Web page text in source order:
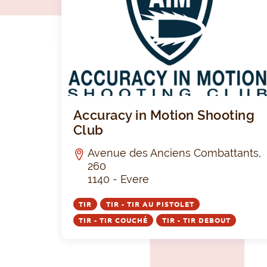
Accuracy in Motion Shooting
Club
Avenue des Anciens Combattants,
260
1140 - Evere
TIR TIR - TIR AU PISTOLET
TIR - TIR COUCHÉ TIR - TIR DEBOUT